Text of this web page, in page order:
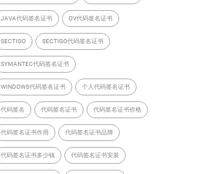
JAVA代码签名证书 OV代码签名证书
SECTIGO SECTIGO代码签名证书
SYMANTEC代码签名证书
WINDOWS代码签名证书 个人代码签名证书
代码签名 代码签名证书 代码签名证书价格
代码签名证书作用 代码签名证书品牌
代码签名证书多少钱 代码签名证书安装